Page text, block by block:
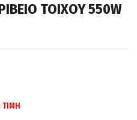
ΤΟΙΧΟΥ 550W
ΤΙΜΗ